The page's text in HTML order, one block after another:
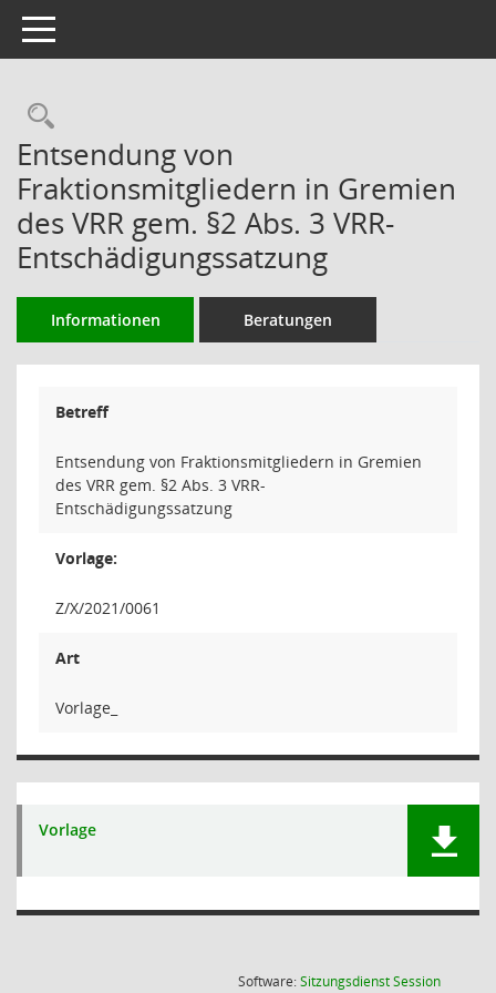
Toggle navigation
Rechercheauswahl
Entsendung von
Fraktionsmitgliedern in Gremien
des VRR gem. §2 Abs. 3 VRR-
Entschädigungssatzung
Informationen Beratungen
Betreff
Entsendung von Fraktionsmitgliedern in Gremien
des VRR gem. §2 Abs. 3 VRR-
Entschädigungssatzung
Vorlage:
Z/X/2021/0061
Art
Vorlage_
Vorlage
Software:SitzungsdienstSession(Wird in